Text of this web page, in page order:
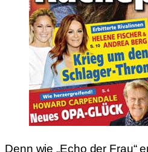
Denn wie „Echo der Frau“